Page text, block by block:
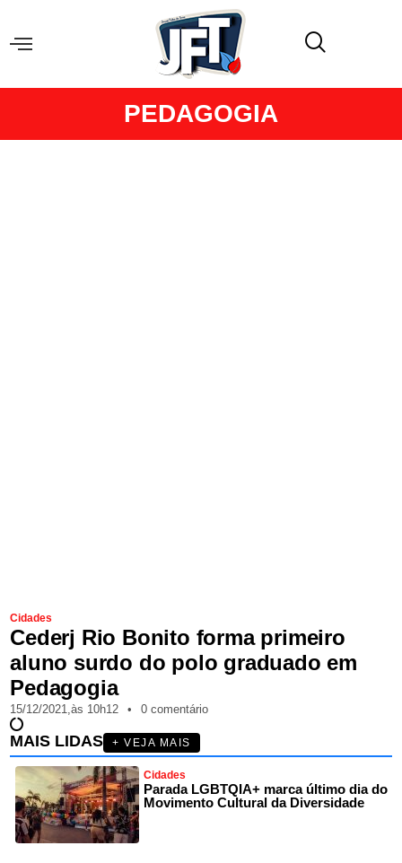
PEDAGOGIA
Cidades
Cederj Rio Bonito forma primeiro
aluno surdo do polo graduado em
Pedagogia
15/12/2021,às 10h12 • 0 comentário
MAIS LIDAS + VEJA MAIS
Cidades
Parada LGBTQIA+ marca último dia do
Movimento Cultural da Diversidade